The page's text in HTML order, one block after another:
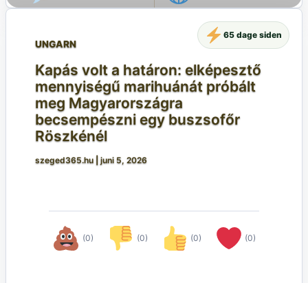
UNGARN
Kapás volt a határon: elképesztő
mennyiségű marihuánát próbált
meg Magyarországra
becsempészni egy buszsofőr
Röszkénél
szeged365.hu juni 5, 2026
(0) (0) (0) (0)
65 dage siden